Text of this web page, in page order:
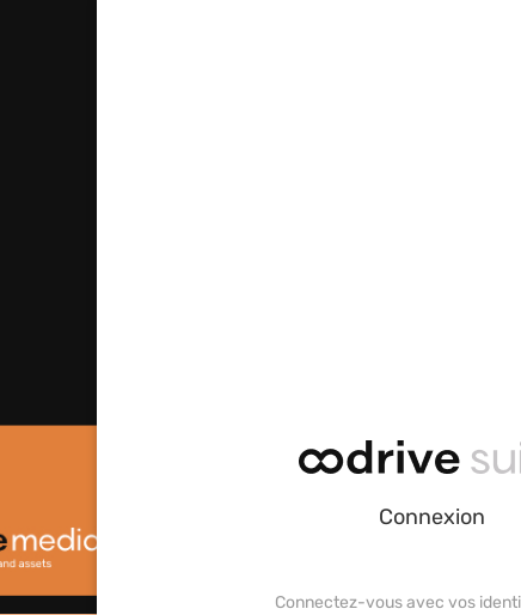
Connexion
Connectez-vous avec vos